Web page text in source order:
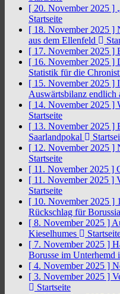
[ 20. November 2025 ]
Startseite
[ 18. November 2025 ]
aus dem Ellenfeld
[ 17. November 2025 ]
[ 16. November 2025 ]
Statistik für die
[ 15. November 2025 ]
Auswärtsbilanz endlich
[ 14. November 2025 ]
Startseite
[ 13. November 2025 ]
Saarlandpokal
[ 12. November 2025 ]
Startseite
[ 11. November 2025 ]
[ 11. November 2025 ]
Startseite
[ 10. November 2025 ]
Rückschlag für Borussia
[ 8. November 2025 ]
Kieselhumes
[ 7. November 2025 ]
Borusse im Unterhemd
[ 4. November 2025 ]
[ 3. November 2025 ]
Startseite